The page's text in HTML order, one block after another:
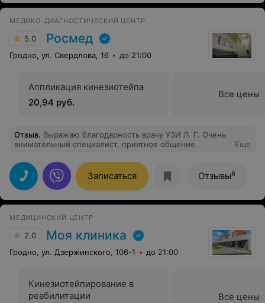
МЕДИКО-ДИАГНОСТИЧЕСКИЙ ЦЕНТР
5.0 Росмед
Гродно, ул. Свердлова, 16 до 21:00
Аппликация кинезиотейпа
20,94 руб.
Все цены
Отзыв. Выражаю благодарность врачу УЗИ Л. Г. Очень
внимательный специалист, приятное общение.
Еще
Записаться Отзывы6
МЕДИЦИНСКИЙ ЦЕНТР
2.0 Моя клиника
Гродно, ул. Дзержинского, 106-1 до 21:00
Кинезиотейпирование в
реабилитации
Все цены